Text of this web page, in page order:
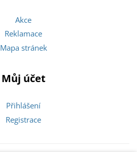
Akce
Reklamace
Mapa stránek
Můj účet
Přihlášení
Registrace